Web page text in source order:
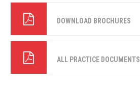
DOWNLOAD BROCHURES
ALL PRACTICE DOCUMENTS